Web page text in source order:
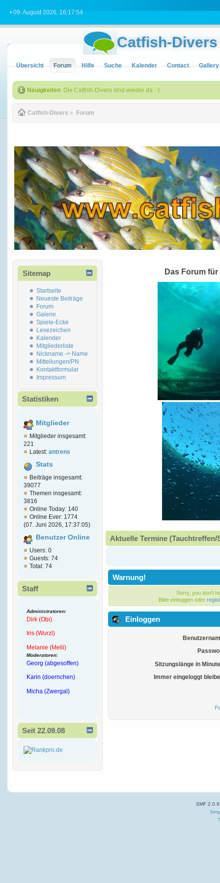
• 09. August 2026, 16:17:54
Catfish-Divers
Übersicht Forum Hilfe Suche Kalender Contact Gallery
Neuigkeiten: Die Catfish-Divers sind wieder da :-)
Catfish-Divers » Forum
Sitemap
Startseite
Neueste Beiträge
Forum
Galerie
Spiele-Ecke
Lesezeichen
Kalender
Mitgliederliste
Nickname -> Name
Mitteilungen/PN
Kontaktformular
Impressum
Statistiken
Mitglieder
Mitglieder insgesamt:
221
Latest: antrens
Stats
Beiträge insgesamt:
39077
Themen insgesamt:
3816
Online Today: 140
Online Ever: 1774
(07. Juni 2026, 17:37:05)
Benutzer Online
Users: 0
Guests: 74
Total: 74
Staff
Administratoren:
Dirk (Obi)
Iris (Wurzl)
Melanie (Melli)
Moderatoren:
Georg (abgesoffen)
Karin (doernchen)
Micha (Zwergal)
Seit 22.09.08
Das Forum
Aktuelle Termine
Warnung!
Sorry, you don't
Bitte einloggen oder
Einloggen
Sitzungslänge in
Immer eingeloggt
SMF 2.0.9